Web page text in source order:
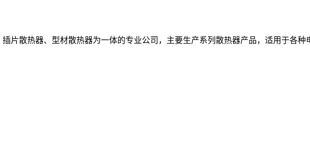
片散热器、型材散热器为一体的专业公司，主要生产系列散热器产品，适用于各种